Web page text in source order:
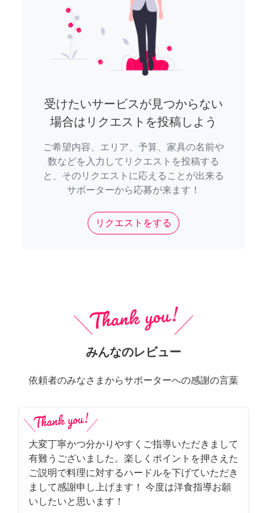
受けたいサービスが見つからない
場合はリクエストを投稿しよう
ご希望内容、エリア、予算、家具の名前や
数などを入力してリクエストを投稿する
と、そのリクエストに応えることが出来る
サポーターから応募が来ます！
リクエストをする
みんなのレビュー
依頼者のみなさまからサポーターへの感謝の言葉
大変丁寧かつ分かりやすくご指導いただきまして
有難うございました。楽しくポイントを押さえた
ご説明で料理に対するハードルを下げていただき
まして感謝申し上げます！ 今度は洋食指導お願
いしたいと思います！